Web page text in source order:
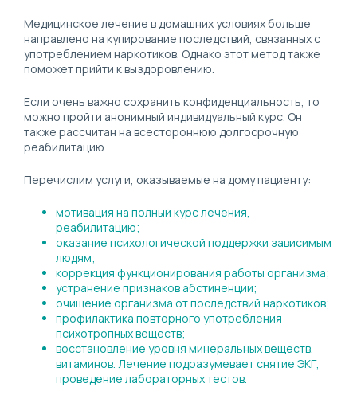
Медицинское лечение в домашних условиях больше
направлено на купирование последствий, связанных с
употреблением наркотиков. Однако этот метод также
поможет прийти к выздоровлению.
Если очень важно сохранить конфиденциальность, то
можно пройти анонимный индивидуальный курс. Он
также рассчитан на всестороннюю долгосрочную
реабилитацию.
Перечислим услуги, оказываемые на дому пациенту:
мотивация на полный курс лечения,
реабилитацию;
оказание психологической поддержки зависимым
людям;
коррекция функционирования работы организма;
устранение признаков абстиненции;
очищение организма от последствий наркотиков;
профилактика повторного употребления
психотропных веществ;
восстановление уровня минеральных веществ,
витаминов. Лечение подразумевает снятие ЭКГ,
проведение лабораторных тестов.